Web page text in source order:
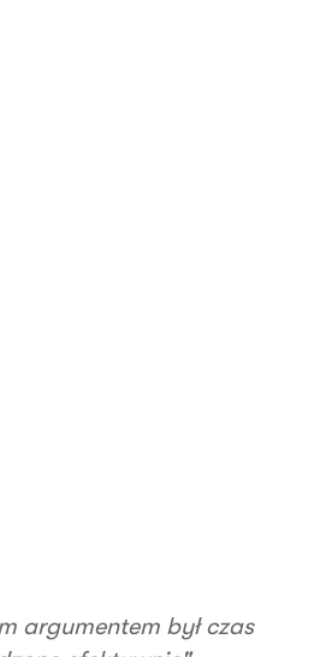
argumentem był czas